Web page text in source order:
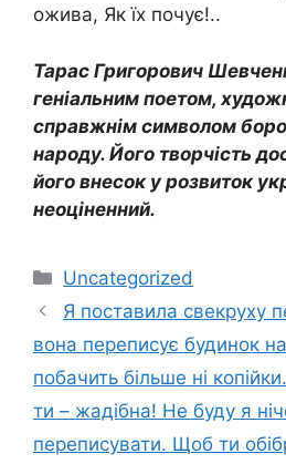
ожива, Як їх почує!..
Тарас Григорович
геніальним поетом,
справжнім символом
народу. Його творчість
його внесок у розвиток
неоціненний.
Категорії
Uncategorized
Я поставила свекруху
вона переписує будинок
побачить більше ні
ти – жaдібна! Не буду я
переписувати. Щоб ти